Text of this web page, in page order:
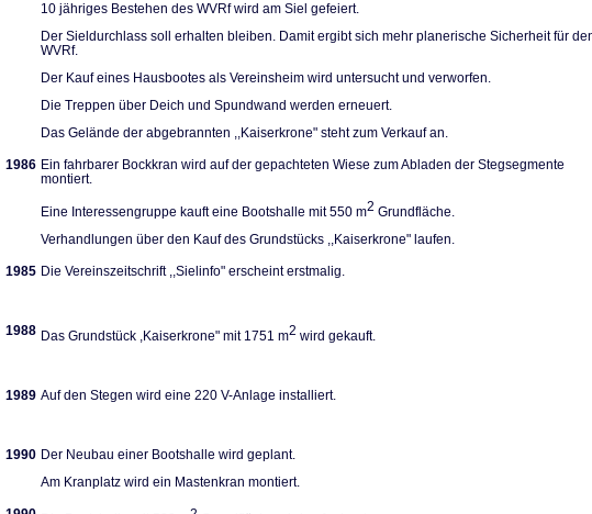
10 jähriges Bestehen des WVRf wird am Siel gefeiert.
Der Sieldurchlass soll erhal­ten bleiben. Damit ergibt sich mehr planerische Sicherheit für
WVRf.
Der Kauf eines Hausbootes als Vereinsheim wird unter­sucht und verworfen.
Die Treppen über Deich und Spundwand werden erneuert.
Das Gelände der abgebrann­ten ,,Kaiserkrone" steht zum Verkauf an.
1986 Ein fahrbarer Bockkran wird auf der gepachteten Wiese zum Abladen der Stegsegmente
montiert.
Eine Interessengruppe kauft eine Bootshalle mit 550 m2 Grundfläche.
Verhandlungen über den Kauf des Grundstücks ,,Kaiser­krone" laufen.
1985 Die Vereinszeitschrift ,,Sielinfo" erscheint erstmalig.
1988 Das Grundstück ,Kaiserkro­ne" mit 1751 m2 wird gekauft.
1989 Auf den Stegen wird eine 220 V-Anlage installiert.
1990 Der Neubau einer Bootshalle wird geplant.
Am Kranplatz wird ein Ma­stenkran montiert.